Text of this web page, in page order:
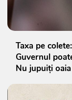
Taxa pe
Guvernul
Nu jupuiți oaia